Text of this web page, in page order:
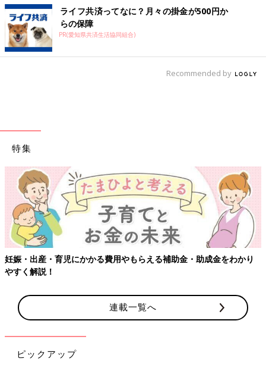
ライフ共済ってなに？月々の掛金が500円か
らの保障
PR(愛知県共済生活協同組合)
Recommended by
特集
妊娠・出産・育児にかかる費用やもらえる補助金・助成金をわかり
やすく解説！
連載一覧へ
ピックアップ